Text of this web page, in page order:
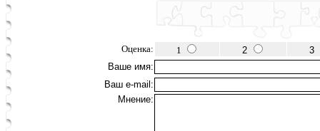
Оценка: 1 2
3
Ваше имя:
Ваш e-mail:
Мнение: